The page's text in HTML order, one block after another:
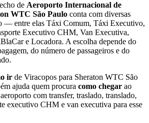
de Aeroporto Internacional de
WTC São Paulo conta com diversas
— entre elas Táxi Comum, Táxi Executivo,
Executivo CHM, Van Executiva,
e Locadora. A escolha depende do
do número de passageiros e do
ir de Viracopos para Sheraton WTC São
ajuda quem procura como chegar ao
com transfer, traslado, translado,
executivo CHM e van executiva para esse